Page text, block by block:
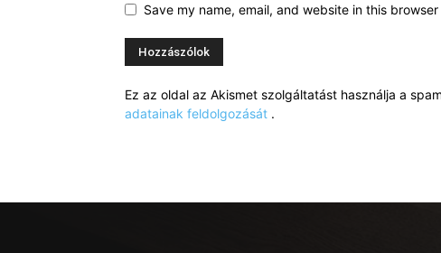
Save my name, email, and website in this
Ez az oldal az Akismet szolgáltatást használja a
adatainak feldolgozását .